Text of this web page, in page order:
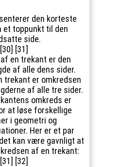
den korteste
toppunkt til den
side.
[30] [31]
en trekant er den
af alle dens sider.
trekant er omkredsen
af alle tre sider.
omkreds er
at løse forskellige
i geometri og
Her er et par
kan være gavnligt at
af en trekant:
[31] [32]